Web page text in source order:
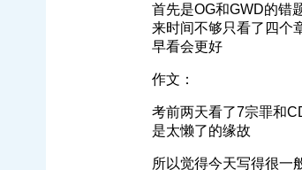
首先是OG和GWD的错
来时间不够只看了四个
早看会更好
作文：
考前两天看了7宗罪和
是太懒了的缘故
所以觉得今天写得很一